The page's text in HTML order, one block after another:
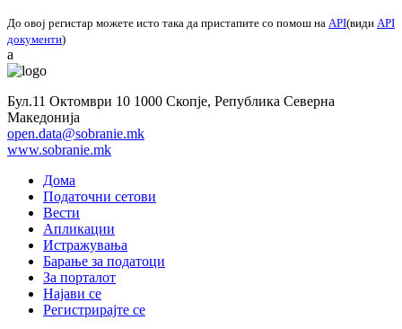
До овој регистар можете исто така да пристапите со помош на API(види API
документи)
a
Бул.11 Октомври 10 1000 Скопје, Република Северна
Македонија
open.data@sobranie.mk
www.sobranie.mk
Дома
Податочни сетови
Вести
Апликации
Истражувања
Барање за податоци
За порталот
Најави се
Регистрирајте се